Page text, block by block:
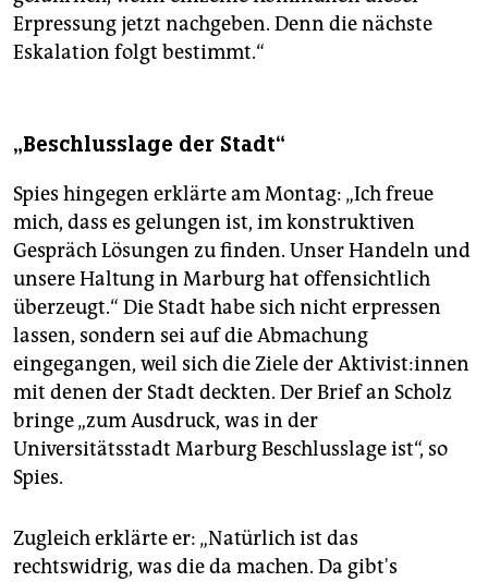
Erpressung jetzt nachgeben. Denn die nächste
Eskalation folgt bestimmt.“
„Beschlusslage der Stadt“
Spies hingegen erklärte am Montag: „Ich freue
mich, dass es gelungen ist, im konstruktiven
Gespräch Lösungen zu finden. Unser Handeln und
unsere Haltung in Marburg hat offensichtlich
überzeugt.“ Die Stadt habe sich nicht erpressen
lassen, sondern sei auf die Abmachung
eingegangen, weil sich die Ziele der Ak­ti­vis­t:in­nen
mit denen der Stadt deckten. Der Brief an Scholz
bringe „zum Ausdruck, was in der
Universitätsstadt Marburg Beschlusslage ist“, so
Spies.
Zugleich erklärte er: „Natürlich ist das
rechtswidrig, was die da machen. Da gibt's